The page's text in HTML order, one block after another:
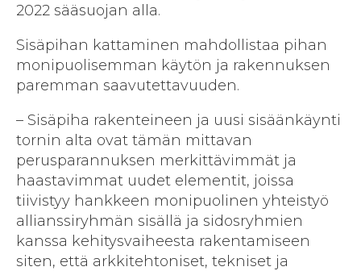
2022 sääsuojan alla.
Sisäpihan kattaminen mahdollistaa pihan
monipuolisemman käytön ja rakennuksen
paremman saavutettavuuden.
– Sisäpiha rakenteineen ja uusi sisäänkäynti
tornin alta ovat tämän mittavan
perusparannuksen merkittävimmät ja
haastavimmat uudet elementit, joissa
tiivistyy hankkeen monipuolinen yhteistyö
allianssiryhmän sisällä ja sidosryhmien
kanssa kehitysvaiheesta rakentamiseen
siten, että arkkitehtoniset, tekniset ja